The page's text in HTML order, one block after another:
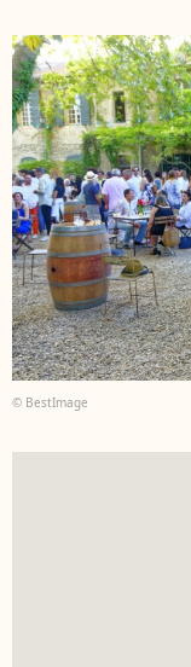
© BestImage